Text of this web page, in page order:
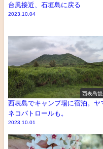
台風接近、石垣島に戻る
2023.10.04
西表島
西表島でキャンプ場に宿泊。ヤ
ネコパトロールも。
2023.10.01